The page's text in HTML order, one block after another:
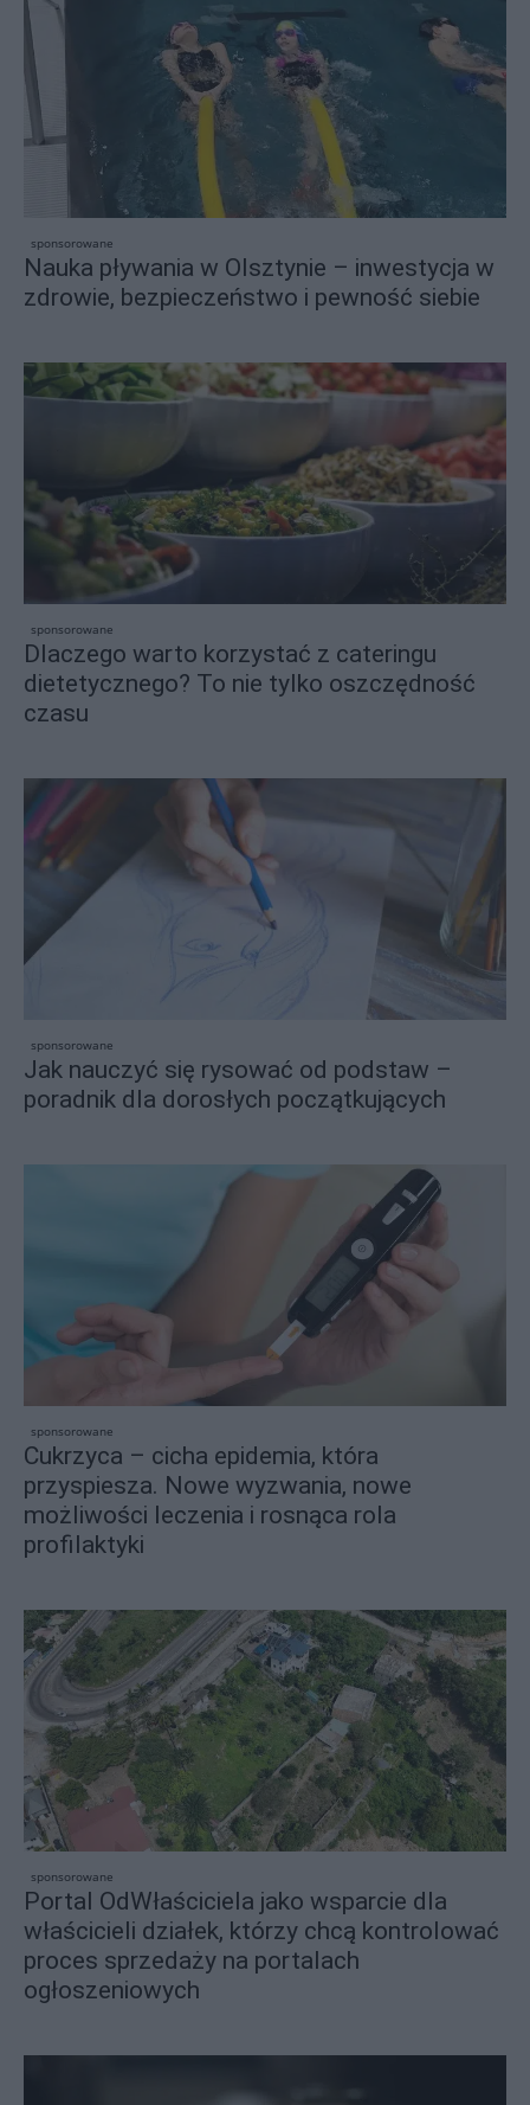
sponsorowane
Nauka pływania w Olsztynie – inwestycja w
zdrowie, bezpieczeństwo i pewność siebie
sponsorowane
Dlaczego warto korzystać z cateringu
dietetycznego? To nie tylko oszczędność
czasu
sponsorowane
Jak nauczyć się rysować od podstaw –
poradnik dla dorosłych początkujących
sponsorowane
Cukrzyca – cicha epidemia, która
przyspiesza. Nowe wyzwania, nowe
możliwości leczenia i rosnąca rola
profilaktyki
sponsorowane
Portal OdWłaściciela jako wsparcie dla
właścicieli działek, którzy chcą kontrolować
proces sprzedaży na portalach
ogłoszeniowych